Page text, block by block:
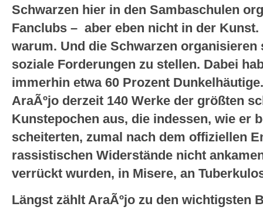
Schwarzen hier in den Sambaschulen
Fanclubs – aber eben nicht in der
warum. Und die Schwarzen
soziale Forderungen zu stellen. Dabei
immerhin etwa 60 Prozent
AraÃºjo derzeit 140 Werke der größten
Kunstepochen aus, die indessen, wie er
scheiterten, zumal nach dem offiziellen
rassistischen Widerstände nicht
verrückt wurden, in Misere, an
Längst zählt AraÃºjo zu den wichtigsten